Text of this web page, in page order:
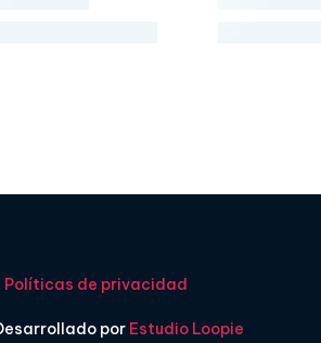
Políticas de privacidad
por Estudio Loopie